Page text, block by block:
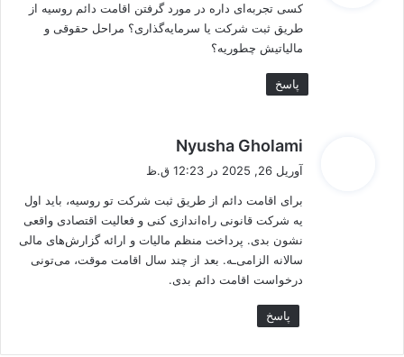
:
کسی تجربه‌ای داره در مورد گرفتن اقامت دائم روسیه از
طریق ثبت شرکت یا سرمایه‌گذاری؟ مراحل حقوقی و
مالیاتیش چطوریه؟
پاسخ
Nyusha Gholami
:
آوریل 26, 2025 در 12:23 ق.ظ
برای اقامت دائم از طریق ثبت شرکت تو روسیه، باید اول
یه شرکت قانونی راه‌اندازی کنی و فعالیت اقتصادی واقعی
نشون بدی. پرداخت منظم مالیات و ارائه گزارش‌های مالی
سالانه الزامی‌ـه. بعد از چند سال اقامت موقت، می‌تونی
درخواست اقامت دائم بدی.
پاسخ